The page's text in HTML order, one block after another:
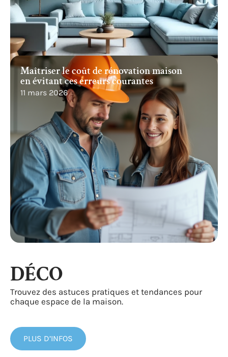
Maîtriser le coût de rénovation maison
en évitant ces erreurs courantes
11 mars 2026
DÉCO
Trouvez des astuces pratiques et tendances pour
chaque espace de la maison.
PLUS D’INFOS